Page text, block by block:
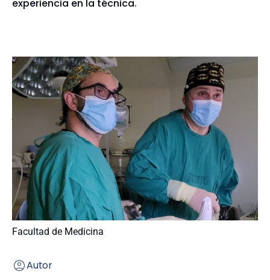
experiencia en la técnica.
Facultad de Medicina
Autor